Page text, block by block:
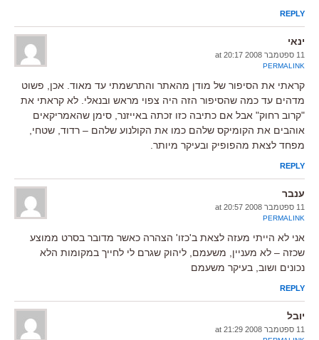
REPLY
ינאי
11 ספטמבר 2008 at 20:17
PERMALINK
קראתי את הסיפור של מודן מהאתר והתרשמתי עד מאוד. אכן, פשוט
מדהים עד כמה שהסיפור הזה היה צפוי מראש ובנאלי. לא קראתי את
"קרוב רחוק" אבל אם כתיבה כזו זכתה באייזנר, סימן שהאמריקאים
אוהבים את הקומיקס שלהם כמו את הקולנוע שלהם – רדוד, שטחי,
מפחד לצאת מהפופיק ובעיקר מיותר.
REPLY
ענבר
11 ספטמבר 2008 at 20:57
PERMALINK
אני לא הייתי מעזה לצאת ב'כזו' הצהרה כאשר מדובר בסרט ממוצע
שכזה – לא מעניין, משעמם, ליהוק שגרם לי לחייך במקומות הלא
נכונים ושוב, בעיקר משעמם
REPLY
יובל
11 ספטמבר 2008 at 21:29